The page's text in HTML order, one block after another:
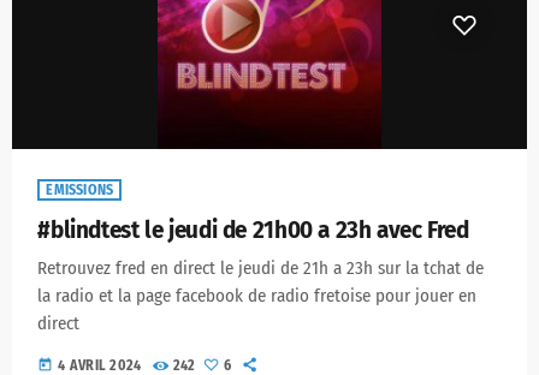
EMISSIONS
#blindtest le jeudi de 21h00 a 23h avec Fred
Retrouvez fred en direct le jeudi de 21h a 23h sur la tchat de
la radio et la page facebook de radio fretoise pour jouer en
direct
today 4 AVRIL 2024 242 6